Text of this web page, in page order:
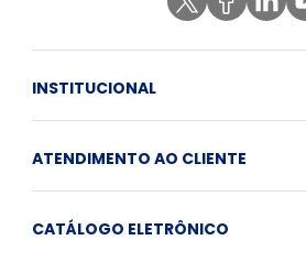
INSTITUCIONAL
ATENDIMENTO AO CLIENTE
CATÁLOGO ELETRÔNICO